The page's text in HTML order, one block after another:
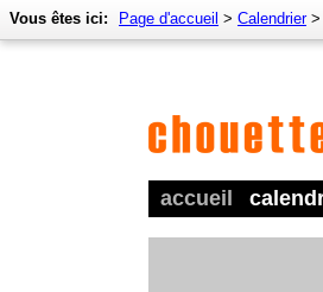
accueil
Vous êtes ici: Page d'accueil > Calendrier>